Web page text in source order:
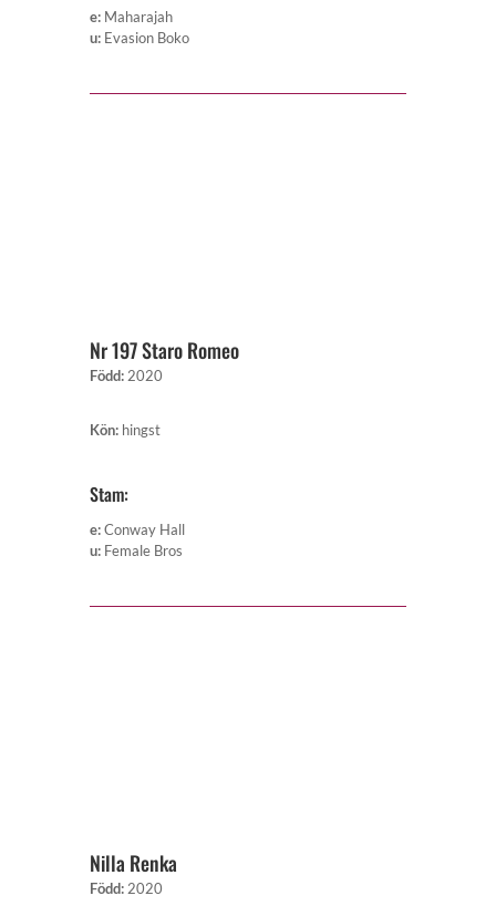
e: Maharajah
u: Evasion Boko
Nr 197 Staro Romeo
Född: 2020
Kön: hingst
Stam:
e:Conway Hall
u: Female Bros
Nilla Renka
Född: 2020